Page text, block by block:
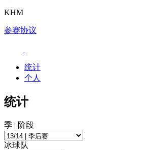
KHM
参赛协议
统计
个人
统计
季 | 阶段
冰球队